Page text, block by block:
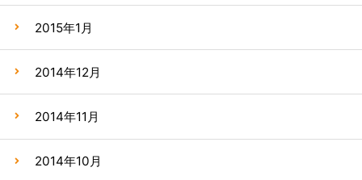
2015年1月
2014年12月
2014年11月
2014年10月